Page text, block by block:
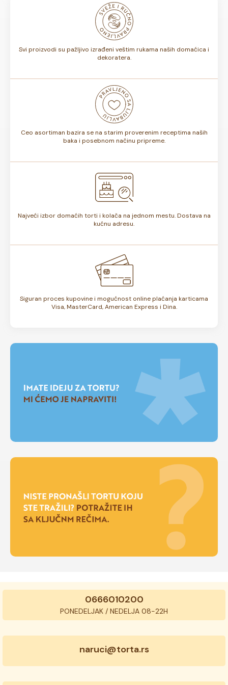
odnosno, da li sadrže voće ili ne, rok trajanja torte može
biti od 7 do 10 dana. Rok trajanja je istaknut na deklaraciji
Svi proizvodi su pažljivo izrađeni veštim rukama naših domaćica i
dekoratera.
Ceo asortiman bazira se na starim proverenim receptima naših
baka i posebnom načinu pripreme.
Najveći izbor domaćih torti i kolača na jednom mestu. Dostava na
kućnu adresu.
Siguran proces kupovine i mogućnost online plaćanja karticama
Visa, MasterCard, American Express i Dina.
0666010200
PONEDELJAK / NEDELJA 08-22H
naruci@torta.rs